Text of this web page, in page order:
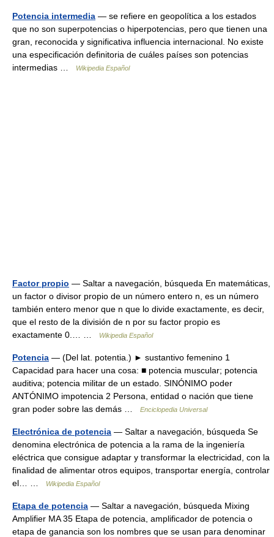
Potencia intermedia — se refiere en geopolítica a los estados
que no son superpotencias o hiperpotencias, pero que tienen una
gran, reconocida y significativa influencia internacional. No existe
una especificación definitoria de cuáles países son potencias
intermedias …
Wikipedia Español
Factor propio — Saltar a navegación, búsqueda En matemáticas,
un factor o divisor propio de un número entero n, es un número
también entero menor que n que lo divide exactamente, es decir,
que el resto de la división de n por su factor propio es
exactamente 0.… …
Wikipedia Español
Potencia — (Del lat. potentia.) ► sustantivo femenino 1
Capacidad para hacer una cosa: ■ potencia muscular; potencia
auditiva; potencia militar de un estado. SINÓNIMO poder
ANTÓNIMO impotencia 2 Persona, entidad o nación que tiene
gran poder sobre las demás …
Enciclopedia Universal
Electrónica de potencia — Saltar a navegación, búsqueda Se
denomina electrónica de potencia a la rama de la ingeniería
eléctrica que consigue adaptar y transformar la electricidad, con la
finalidad de alimentar otros equipos, transportar energía, controlar
el… …
Wikipedia Español
Etapa de potencia — Saltar a navegación, búsqueda Mixing
Amplifier MA 35 Etapa de potencia, amplificador de potencia o
etapa de ganancia son los nombres que se usan para denominar